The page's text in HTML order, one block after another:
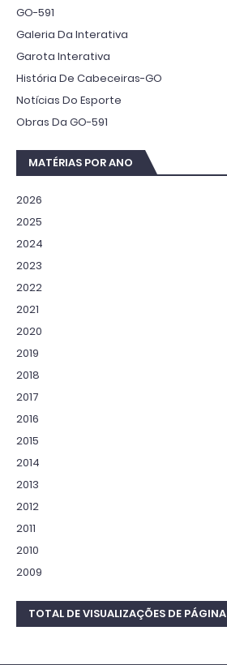
GO-591
Galeria Da Interativa
Garota Interativa
História De Cabeceiras-GO
Notícias Do Esporte
Obras Da GO-591
MATÉRIAS POR ANO
2026
2025
2024
2023
2022
2021
2020
2019
2018
2017
2016
2015
2014
2013
2012
2011
2010
2009
TOTAL DE VISUALIZAÇÕES DE PÁGINA